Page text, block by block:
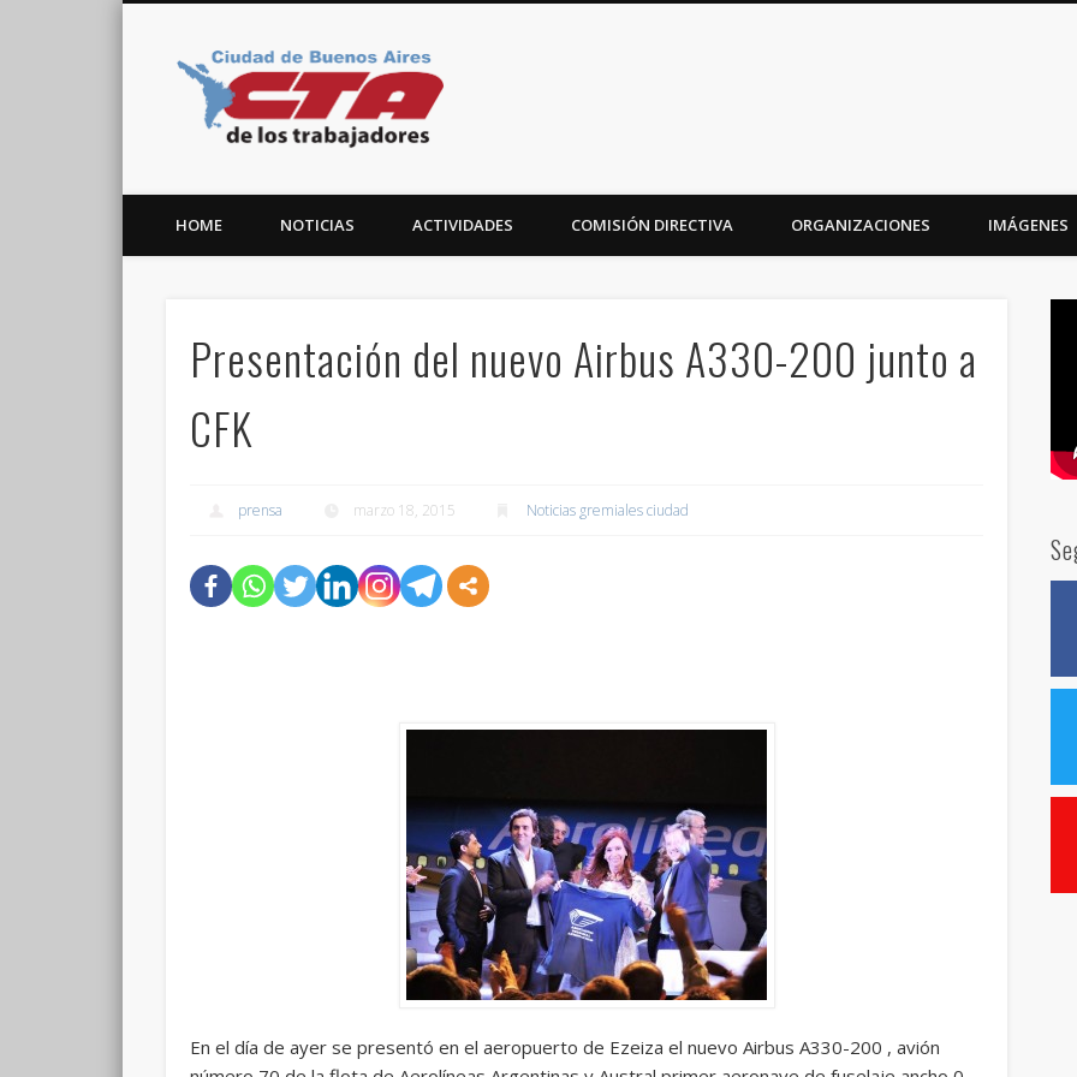
CTA Ciudad
Vimeo
HOME NOTICIAS ACTIVIDADES COMISIÓN DIRECTIVA ORGANIZACIONES IMÁGENES
Presentación del nuevo Airbus A330-200 junto a
CFK
prensa marzo 18, 2015 Noticias gremiales ciudad
En el día de ayer se presentó en el aeropuerto de Ezeiza el nuevo Airbus A330-200 , avión